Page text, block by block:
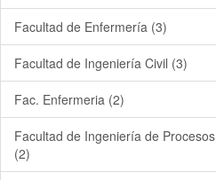
Facultad de Enfermería (3)
Facultad de Ingeniería Civil (3)
Fac. Enfermeria (2)
Facultad de Ingeniería de Procesos
(2)